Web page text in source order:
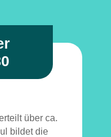
über ca.
bildet die